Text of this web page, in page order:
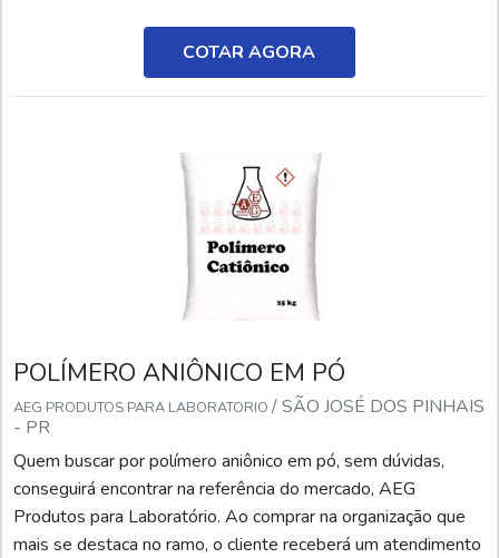
TRATAMENTO DE ÁGUASe alguém buscar por polímero
catiônico tratamento de água em uma empresa responsável,
descobrirá a AEG Produtos para Laboratório. Atuando com
COTAR AGORA
POLÍMERO ANIÔNICO EM PÓ
AEG PRODUTOS PARA LABORATORIO / SÃO JOSÉ DOS PINHAIS
- PR
Quem buscar por polímero aniônico em pó, sem dúvidas,
conseguirá encontrar na referência do mercado, AEG
Produtos para Laboratório. Ao comprar na organização que
mais se destaca no ramo, o cliente receberá um atendimento